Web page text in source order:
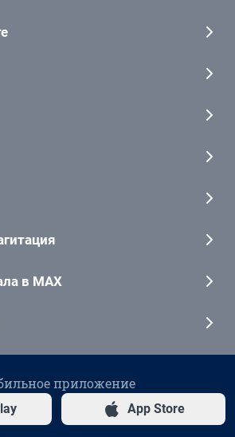
в MAX
приложение
App Store